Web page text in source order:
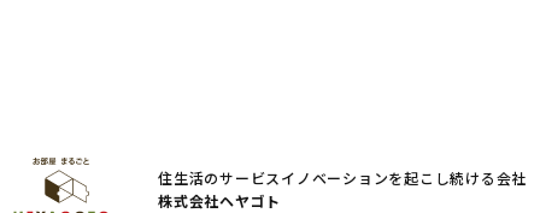
住生活のサービスイノベーションを起こし続ける会社
株式会社ヘヤゴト